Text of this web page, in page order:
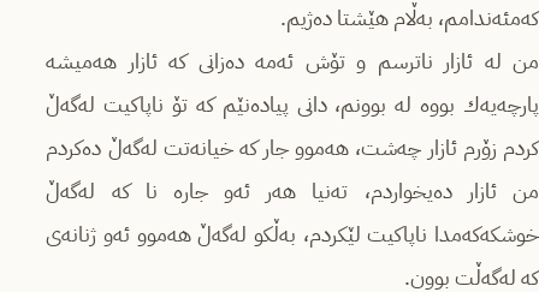
كەمئەندامم، بەڵام هێشتا دەژیم.
من لە ئازار ناترسم و تۆش ئەمە دەزانی کە ئازار هەمیشە
پارچەیەك بووە لە بوونم، دانی پیادەنێم كە تۆ ناپاكیت لەگەڵ
كردم زۆرم ئازار چەشت، هەموو جار كە خیانەتت لەگەڵ دەكردم
من ئازار دەیخواردم، تەنیا هەر ئەو جارە نا كە لەگەڵ
خوشكەكەمدا ناپاكیت لێكردم، بەڵكو لەگەڵ هەموو ئەو ژنانەی
كە لەگەڵت بوون.